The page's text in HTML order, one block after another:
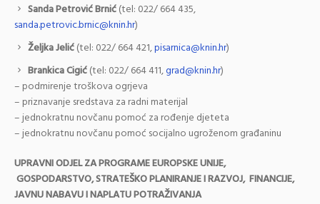
Sanda Petrović Brnić(tel: 022/ 664 435,
sanda.petrovic.brnic@knin.hr)
Željka Jelić(tel: 022/ 664 421,pisarnica@knin.hr)
Brankica Cigić(tel: 022/ 664 411,grad@knin.hr)
– podmirenje troškova ogrjeva
– priznavanje sredstava za radni materijal
– jednokratnu novčanu pomoć za rođenje djeteta
– jednokratnu novčanu pomoć socijalno ugroženom građaninu
UPRAVNI ODJEL ZA PROGRAME EUROPSKE UNIJE,
GOSPODARSTVO, STRATEŠKO PLANIRANJE I RAZVOJ, FINANCIJE,
JAVNU NABAVU I NAPLATU POTRAŽIVANJA